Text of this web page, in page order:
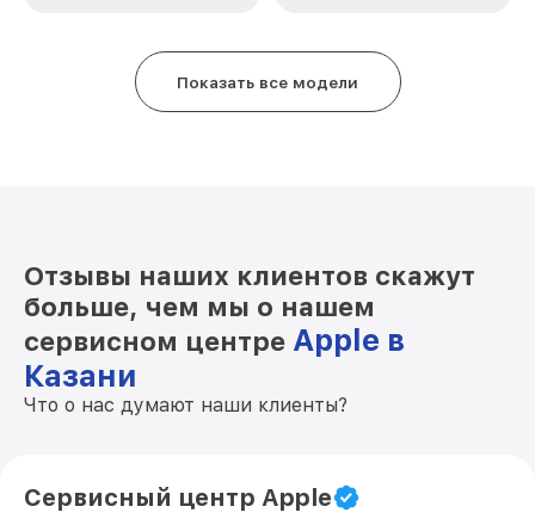
Показать все модели
Отзывы наших клиентов скажут
больше, чем мы о нашем
сервисном центре Apple в
Казани
Что о нас думают наши клиенты?
Сервисный центр Apple